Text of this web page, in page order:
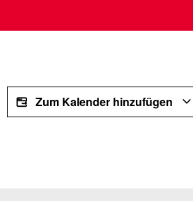
Zum Kalender hinzufügen